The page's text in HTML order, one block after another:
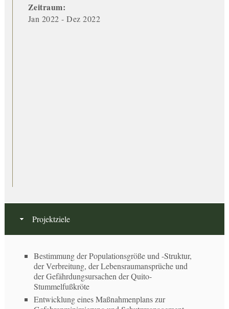
Zeitraum:
Jan 2022 - Dez 2022
Projektziele
Bestimmung der Populationsgröße und -Struktur,
der Verbreitung, der Lebensraumansprüche und
der Gefährdungsursachen der Quito-
Stummelfußkröte
Entwicklung eines Maßnahmenplans zur